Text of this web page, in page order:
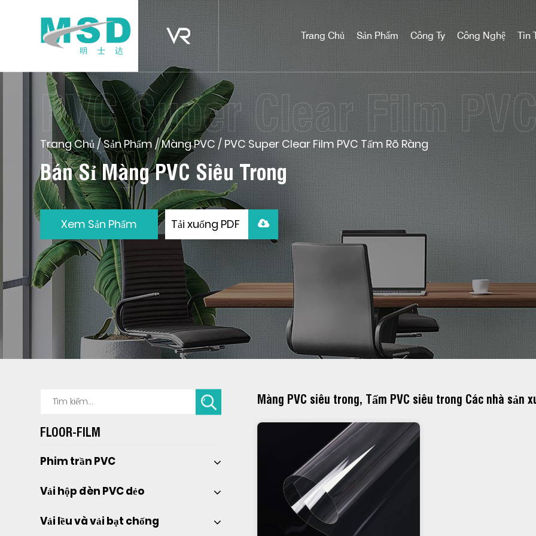
Trang Chủ Sản Phẩm Công Ty Công Nghệ Tin
Trang Chủ/Sản Phẩm/Màng PVC / PVC Super Clear Film PVC Tấm Rõ Ràng
Bán Sỉ Màng PVC Siêu Trong
Xem Sản Phẩm Tải xuống PDF
FLOOR-FILM
Phim trần PVC
Vải hộp đèn PVC dẻo
Vải lều và vải bạt chống
Màng PVC siêu trong, Tấm PVC siêu trong Các nhà sản